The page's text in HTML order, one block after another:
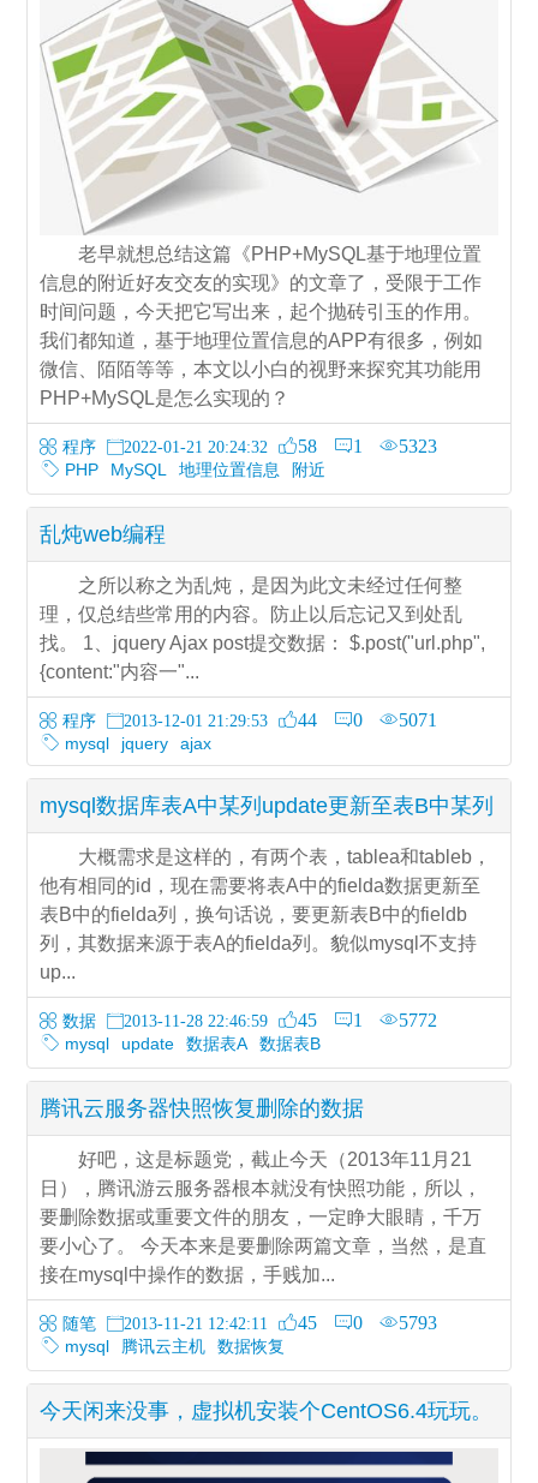
老早就想总结这篇《PHP+MySQL基于地理位置
信息的附近好友交友的实现》的文章了，受限于工作
时间问题，今天把它写出来，起个抛砖引玉的作用。
我们都知道，基于地理位置信息的APP有很多，例如
微信、陌陌等等，本文以小白的视野来探究其功能用
PHP+MySQL是怎么实现的？
程序 2022-01-21 20:24:32 58 1
5323
PHP
MySQL 地理位置信息 附近
乱炖web编程
之所以称之为乱炖，是因为此文未经过任何整
理，仅总结些常用的内容。防止以后忘记又到处乱
找。 1、jquery Ajax post提交数据： $.post("url.php",
{content:"内容一"...
程序 2013-12-01 21:29:53 44 0
5071
mysql
jquery ajax
mysql数据库表A中某列update更新至表B中某列
大概需求是这样的，有两个表，tablea和tableb，
他有相同的id，现在需要将表A中的fielda数据更新至
表B中的fielda列，换句话说，要更新表B中的fieldb
列，其数据来源于表A的fielda列。貌似mysql不支持
up...
数据 2013-11-28 22:46:59 45 1
5772
mysql
update 数据表A 数据表B
腾讯云服务器快照恢复删除的数据
好吧，这是标题党，截止今天（2013年11月21
日），腾讯游云服务器根本就没有快照功能，所以，
要删除数据或重要文件的朋友，一定睁大眼睛，千万
要小心了。 今天本来是要删除两篇文章，当然，是直
接在mysql中操作的数据，手贱加...
随笔 2013-11-21 12:42:11 45 0
5793
mysql
腾讯云主机 数据恢复
今天闲来没事，虚拟机安装个CentOS6.4玩玩。